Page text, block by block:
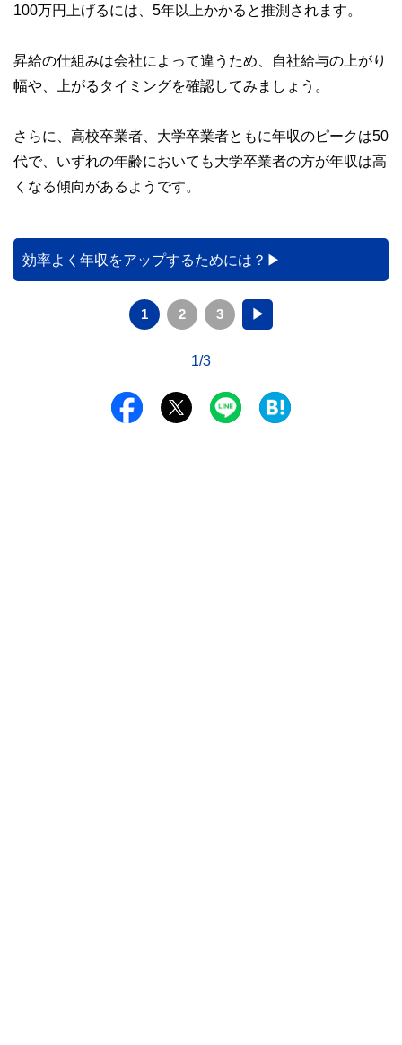
100万円上げるには、5年以上かかると推測されます。
昇給の仕組みは会社によって違うため、自社給与の上がり
幅や、上がるタイミングを確認してみましょう。
さらに、高校卒業者、大学卒業者ともに年収のピークは50
代で、いずれの年齢においても大学卒業者の方が年収は高
くなる傾向があるようです。
効率よく年収をアップするためには？
1 2 3 ▶
1/3